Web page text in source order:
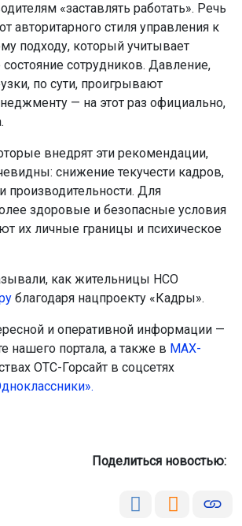
«заставлять работать». Речь
авторитарного стиля управления к
подходу, который учитывает
состояние сотрудников. Давление,
по сути, проигрывают
— на этот раз официально,
внедрят эти рекомендации,
снижение текучести кадров,
производительности. Для
здоровые и безопасные условия
их личные границы и психическое
как жительницы НСО
благодаря нацпроекту «Кадры».
и оперативной информации —
нашего портала, а также в МАХ-
ОТС-Горсайт в соцсетях
Поделиться новостью: